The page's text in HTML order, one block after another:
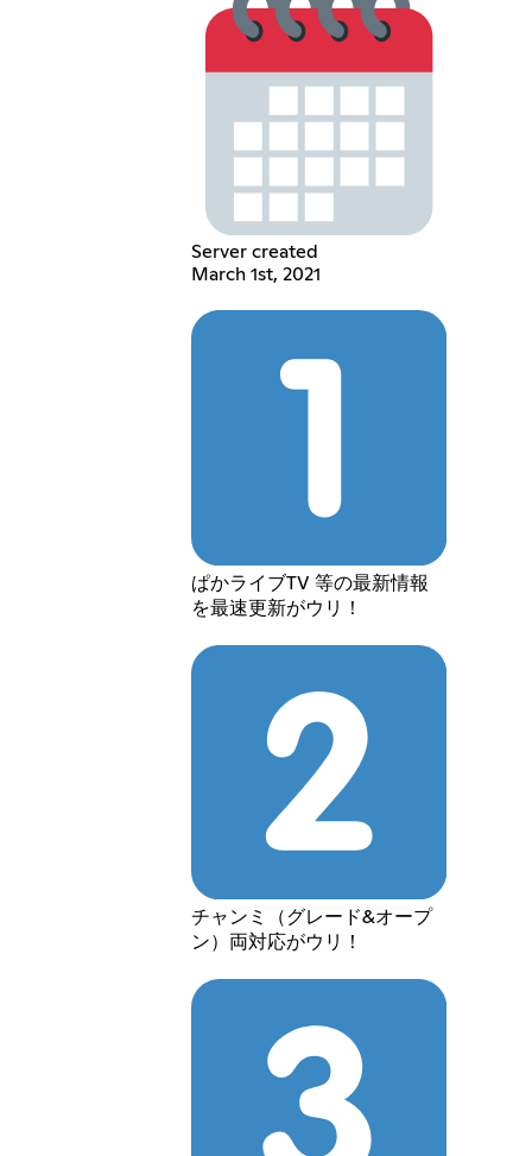
Server created
March 1st, 2021
ぱかライブTV 等の最新情報
を最速更新がウリ！
チャンミ（グレード&オープ
ン）両対応がウリ！